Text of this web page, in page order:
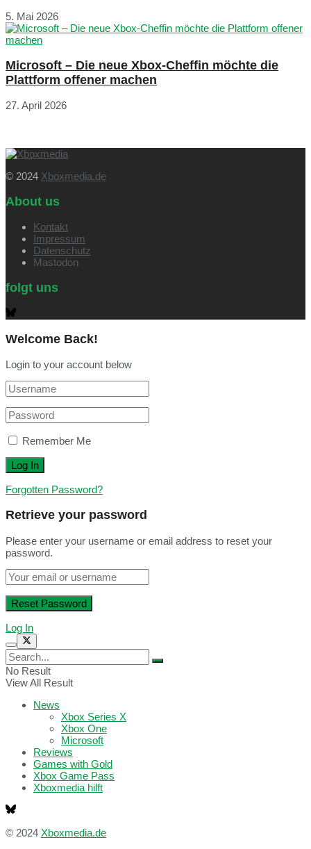
5. Mai 2026
Microsoft – Die neue Xbox-Cheffin möchte die
Plattform offener machen
27. April 2026
© 2024 Xboxmedia.de
About us
Kontakt
Impressum
Datenschutz
Mastodon
folgt uns
Welcome Back!
Login to your account below
Remember Me
Forgotten Password?
Retrieve your password
Please enter your username or email address to reset your
password.
Log In
No Result
View All Result
News
Xbox Series X
Xbox One
Microsoft
Reviews
Games with Gold
Xbox Game Pass
Xboxmedia hilft
© 2024 Xboxmedia.de